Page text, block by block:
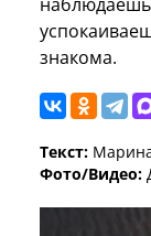
знакома.
Текст:
Фото/Видео: